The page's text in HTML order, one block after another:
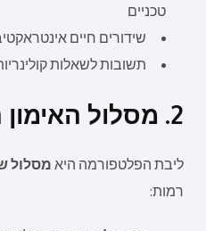
טכניים
שידורים חיים
תשובות לשאלות
2. מסלול האימון הקולינרי
ליבת הפלטפורמה היא מסלול
רמות: